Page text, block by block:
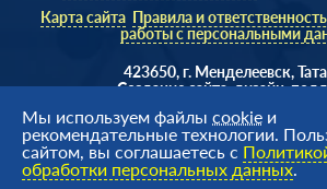
Карта сайта Правила и
работы с персональными
423650, г. Менделеевск,
Cоздание сайта, дизайн,
Мы используем файлы cookie и
рекомендательные технологии.
сайтом, вы соглашаетесь с
обработки персональных данных.